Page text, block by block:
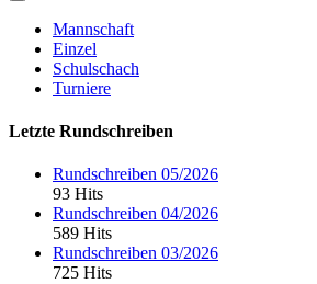
Mannschaft
Einzel
Schulschach
Turniere
Letzte Rundschreiben
Rundschreiben 05/2026
93 Hits
Rundschreiben 04/2026
589 Hits
Rundschreiben 03/2026
725 Hits